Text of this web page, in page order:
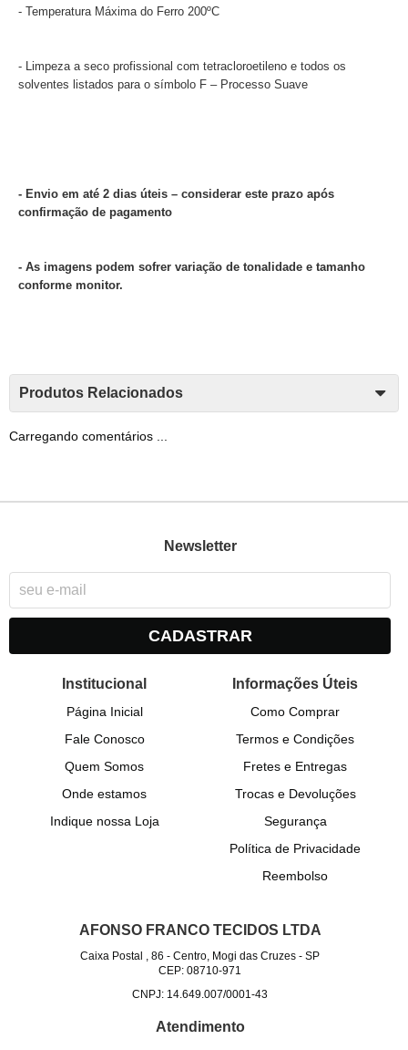
- Temperatura Máxima do Ferro 200ºC
- Limpeza a seco profissional com tetracloroetileno e todos os
solventes listados para o símbolo F – Processo Suave
- Envio em até 2 dias úteis – considerar este prazo após
confirmação de pagamento
- As imagens podem sofrer variação de tonalidade e tamanho
conforme monitor.
Produtos Relacionados
Carregando comentários ...
Newsletter
CADASTRAR
Institucional
Página Inicial
Fale Conosco
Quem Somos
Onde estamos
Indique nossa Loja
Informações Úteis
Como Comprar
Termos e Condições
Fretes e Entregas
Trocas e Devoluções
Segurança
Política de Privacidade
Reembolso
AFONSO FRANCO TECIDOS LTDA
Caixa Postal , 86 -Centro, Mogi das Cruzes -SP
CEP: 08710-971
CNPJ: 14.649.007/0001-43
Atendimento